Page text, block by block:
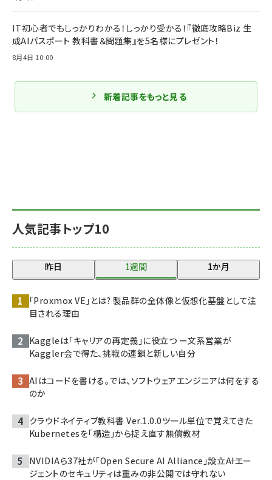
人気記事トップ10
昨日 1週間 1か月
「Proxmox VE」とは? 製品群の全体像と仮想化基盤として注
目される理由
Kaggleは「キャリアの再定義」に役立つ ー文系営業が
Kaggler会で得た、挑戦の連鎖と新しい自分
AIはコードを書ける。では、ソフトウェアエンジニアは何をする
のか
クラウドネイティブ教科書 Ver.1.0.0――ツール単位で覚えてきた
Kubernetesを「構造」から捉え直す無償教材
NVIDIAら37社が「Open Secure AI Alliance」設立――AIエー
ジェントのセキュリティは重みの非公開では守れない
IT初心者でもしっかりわかる！しっかり受かる！『徹底攻略Biz 生
成AIパスポート 教科書＆問題集』を5名様にプレゼント！
8月4日 10:00
新着記事をもっと見る